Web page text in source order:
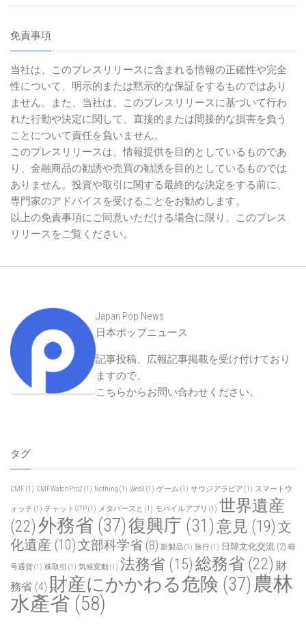
免責事項
当社は、このプレスリリースに含まれる情報の正確性や完全
性について、明示的または黙示的な保証をするものではあり
ません。また、当社は、このプレスリリースに基づいて行わ
れた行動や決定に関して、直接的または間接的な損害を負う
ことについて責任を負いません。
このプレスリリースは、情報提供を目的としているものであ
り、金融商品の勧誘や売買の勧誘を目的としているものでは
ありません。投資や取引に関する最終的な決定をする前に、
専門家のアドバイスを受けることをお勧めします。
以上の免責事項にご同意いただける場合に限り、このプレス
リリースをご覧ください。
Japan Pop News
日本ポップニュース
記事投稿、広報記事掲載を受け付けており
ますので、
こちらからお問い合わせください。
タグ
CMF (1) CMFWatchPro2 (1) Nothing (1) Web3 (1) ゲーム (1) サウジアラビア (1) スマートウ
ォッチ (1) チャットGTP(1) メタバースと (1) モバイルアプリ (1) 世界遺産
(22)外務省 (37)復興庁 (31)意見 (19) 文
化遺産 (10)文部科学省 (8) 新製品(1) 旅行(1) 日韓文化交流 (2) 暗
号通貨(1) 株取引 (1) 気候変動(1) 法務省 (15) 総務省 (22) 財
務省 (4) 財産にかかわる危険 (37) 農林
水產省 (58)